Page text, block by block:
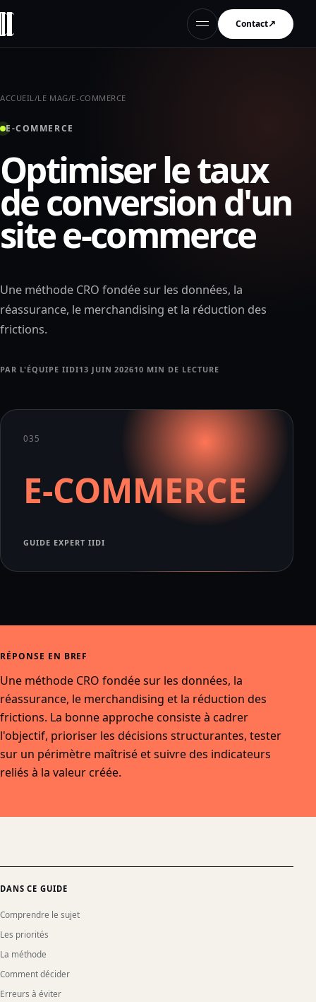
Ouvrir le menu
↗
ACCUEIL/LE MAG/E-COMMERCE
E-COMMERCE
Optimiser le taux
de conversion d'un
site e-commerce
Une méthode CRO fondée sur les données, la
réassurance, le merchandising et la réduction des
frictions.
PAR L'ÉQUIPE IIDI13 JUIN 202610 MIN DE LECTURE
035
E-COMMERCE
GUIDE EXPERT IIDI
RÉPONSE EN BREF
Une méthode CRO fondée sur les données, la
réassurance, le merchandising et la réduction des
frictions. La bonne approche consiste à cadrer
l'objectif, prioriser les décisions structurantes, tester
sur un périmètre maîtrisé et suivre des indicateurs
reliés à la valeur créée.
DANS CE GUIDE
Comprendre le sujet
Les priorités
La méthode
Comment décider
Erreurs à éviter